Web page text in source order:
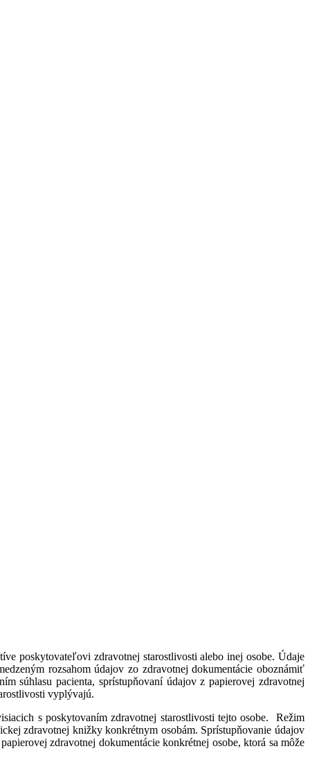
poskytovateľovi zdravotnej starostlivosti alebo inej osobe. Údaje
rozsahom údajov zo zdravotnej dokumentácie oboznámiť
súhlasu pacienta, sprístupňovaní údajov z papierovej zdravotnej
vyplývajú.
s poskytovaním zdravotnej starostlivosti tejto osobe. Režim
zdravotnej knižky konkrétnym osobám. Sprístupňovanie údajov
zdravotnej dokumentácie konkrétnej osobe, ktorá sa môže